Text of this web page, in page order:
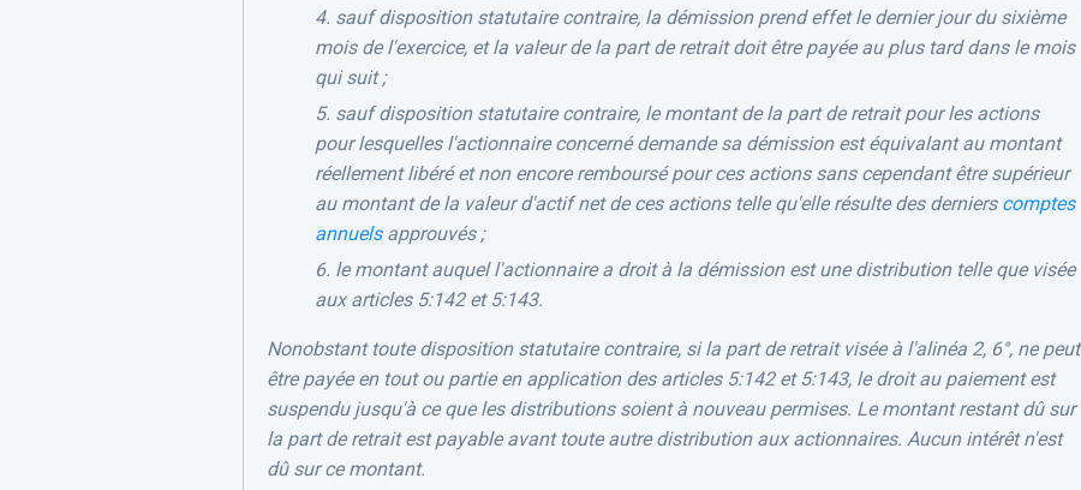
sauf disposition statutaire contraire, la démission prend effet le dernier jour du sixième
mois de l'exercice, et la valeur de la part de retrait doit être payée au plus tard dans le mois
qui suit ;
sauf disposition statutaire contraire, le montant de la part de retrait pour les actions
pour lesquelles l'actionnaire concerné demande sa démission est équivalant au montant
réellement libéré et non encore remboursé pour ces actions sans cependant être supérieur
au montant de la valeur d'actif net de ces actions telle qu'elle résulte des derniers comptes
annuelsapprouvés ;
le montant auquel l'actionnaire a droit à la démission est une distribution telle que visée
aux articles 5:142 et 5:143.
Nonobstant toute disposition statutaire contraire, si la part de retrait visée à l'alinéa 2, 6°, ne peut
être payée en tout ou partie en application des articles 5:142 et 5:143, le droit au paiement est
suspendu jusqu'à ce que les distributions soient à nouveau permises. Le montant restant dû sur
la part de retrait est payable avant toute autre distribution aux actionnaires. Aucun intérêt n'est
dû sur ce montant.